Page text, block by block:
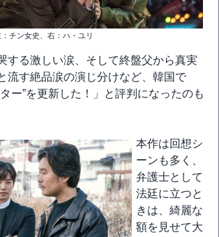
：チン女史、右：ハ・ユリ
する激しい涙、そして終盤父から真実
流す絶品涙の演じ分けなど、韓国で
ター”を更新した！」と評判になったのも
本作は回想シ
ーンも多く、
弁護士として
法廷に立つと
きは、綺麗な
額を見せて大